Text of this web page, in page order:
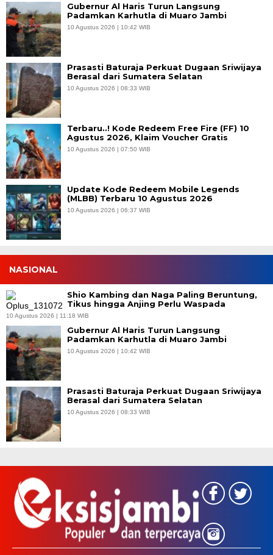
Gubernur Al Haris Turun Langsung
Padamkan Karhutla di Muaro Jambi
10 Agustus 2026 | 10:42 WIB
Prasasti Baturaja Perkuat Dugaan Sriwijaya
Berasal dari Sumatera Selatan
10 Agustus 2026 | 08:33 WIB
Terbaru..! Kode Redeem Free Fire (FF) 10
Agustus 2026, Klaim Voucher Gratis
10 Agustus 2026 | 07:50 WIB
Update Kode Redeem Mobile Legends
(MLBB) Terbaru 10 Agustus 2026
10 Agustus 2026 | 06:37 WIB
NASIONAL
Shio Kambing dan Naga Paling Beruntung,
Tikus hingga Anjing Perlu Waspada
10 Agustus 2026 | 11:18 WIB
Gubernur Al Haris Turun Langsung
Padamkan Karhutla di Muaro Jambi
10 Agustus 2026 | 10:42 WIB
Prasasti Baturaja Perkuat Dugaan Sriwijaya
Berasal dari Sumatera Selatan
10 Agustus 2026 | 08:33 WIB